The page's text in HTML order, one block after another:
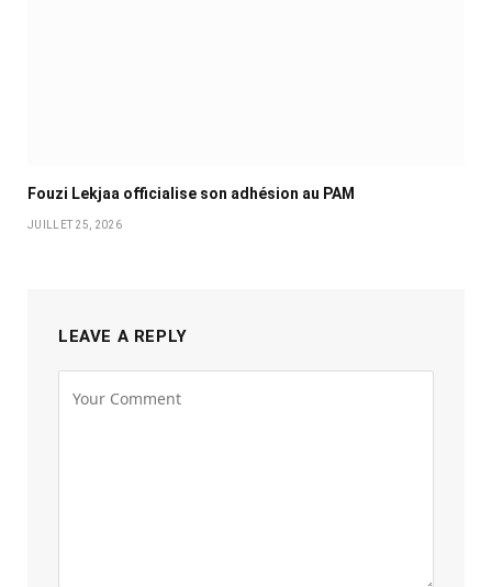
Fouzi Lekjaa officialise son adhésion au PAM
JUILLET 25, 2026
LEAVE A REPLY